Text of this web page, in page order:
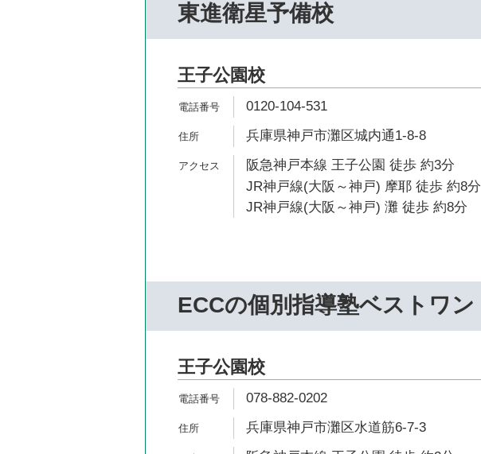
東進衛星予備校
王子公園校
0120-104-531
兵庫県神戸市灘区城内通1-8-8
阪急神戸本線 王子公園 徒歩 約3分
JR神戸線(大阪～神戸) 摩耶 徒歩 約8分
JR神戸線(大阪～神戸) 灘 徒歩 約8分
ECCの個別指導塾ベストワン
王子公園校
078-882-0202
兵庫県神戸市灘区水道筋6-7-3